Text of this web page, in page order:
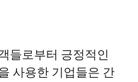
들로부터 긍정적인
사용한 기업들은 간